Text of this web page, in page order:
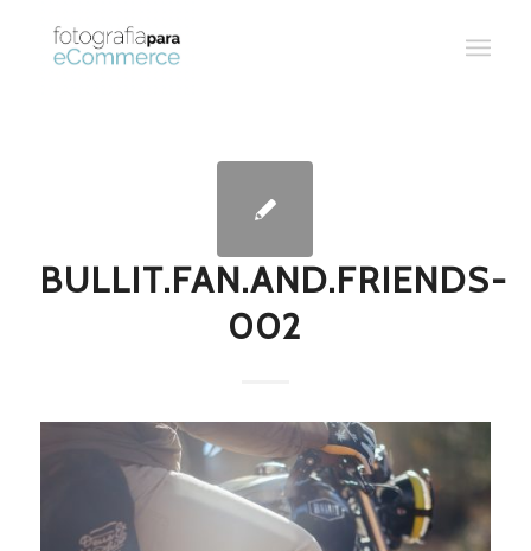
BULLIT.FAN.AND.FRIENDS-
002